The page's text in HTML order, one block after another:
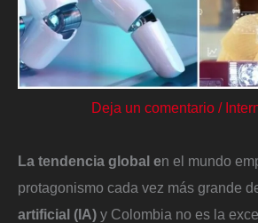
Deja un comentario /
La tendencia global en el mundo
protagonismo cada vez más grande
artificial (IA) y Colombia no es la